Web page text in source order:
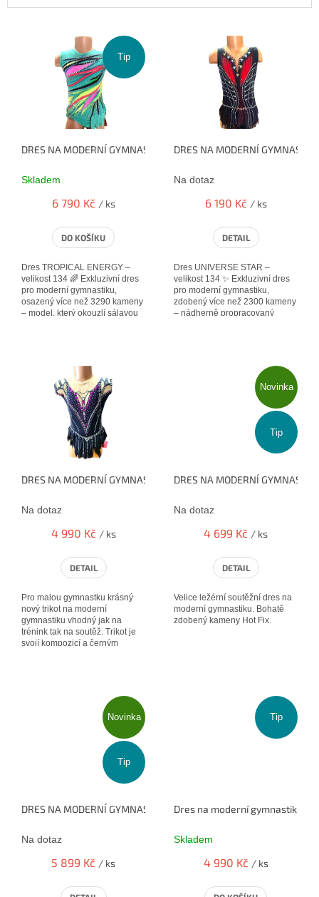
Tip
DRES NA MODERNÍ GYMNASTIKU - TROPICAL ENERGY
Skladem
6 790 Kč / ks
DO KOŠÍKU
Dres TROPICAL ENERGY –
velikost 134 🌈 Exkluzivní dres
pro moderní gymnastiku,
osazený více než 3290 kameny
– model, který okouzlí sálavou
DRES NA MODERNÍ
Na dotaz
6 190 Kč / ks
DETAIL
Dres UNIVERSE STAR –
velikost 134 ✨ Exkluzivní dres
pro moderní gymnastiku,
zdobený více než 2300 kameny
– nádherně propracovaný
DRES NA MODERNÍ GYMNASTIKU
Na dotaz
4 990 Kč / ks
DETAIL
Pro malou gymnastku krásný
nový trikot na moderní
gymnastiku vhodný jak na
trénink tak na soutěž. Trikot je
svojí kompozicí a černým
Novinka
Tip
DRES NA MODERNÍ
Na dotaz
4 699 Kč / ks
DETAIL
Velice ležérní soutěžní dres na
moderní gymnastiku. Bohatě
zdobený kameny Hot Fix.
Novinka
Tip
DRES NA MODERNÍ GYMNASTIKU - JUNGLE LIME
Na dotaz
5 899 Kč / ks
Tip
Dres na moderní gymnastiku
Skladem
4 990 Kč / ks